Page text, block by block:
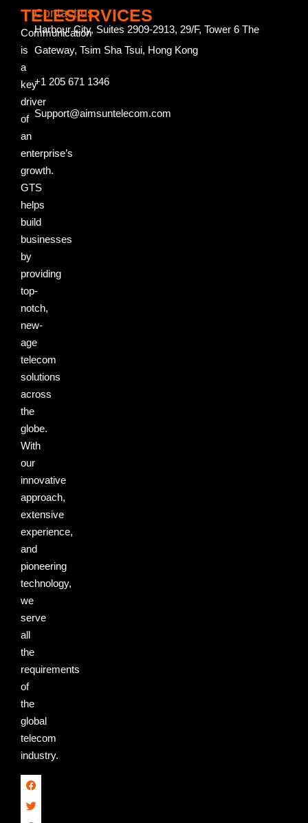
TELESERVICES
Communication
is
a
key
driver
of
an
enterprise’s
growth.
GTS
helps
build
businesses
by
providing
top-
notch,
new-
age
telecom
solutions
across
the
globe.
With
our
innovative
approach,
extensive
experience,
and
pioneering
technology,
we
serve
all
the
requirements
of
the
global
telecom
industry.
Contact us
Harbour City, Suites 2909-2913, 29/F, Tower 6 The
Gateway, Tsim Sha Tsui, Hong Kong
+1 205 671 1346
Support@aimsuntelecom.com